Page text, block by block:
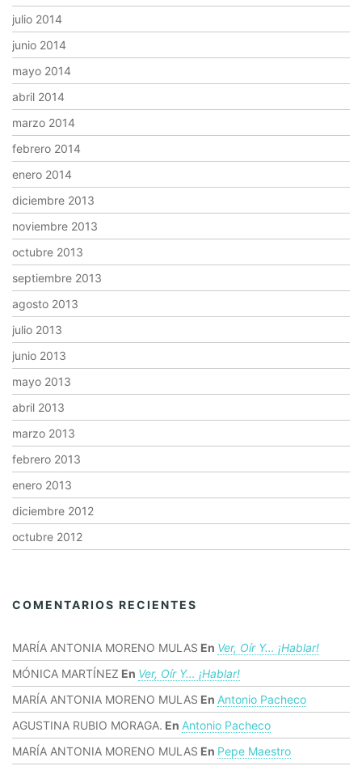
julio 2014
junio 2014
mayo 2014
abril 2014
marzo 2014
febrero 2014
enero 2014
diciembre 2013
noviembre 2013
octubre 2013
septiembre 2013
agosto 2013
julio 2013
junio 2013
mayo 2013
abril 2013
marzo 2013
febrero 2013
enero 2013
diciembre 2012
octubre 2012
COMENTARIOS RECIENTES
MARÍA ANTONIA MORENO MULAS En Ver, Oír Y… ¡hablar!
MÓNICA MARTÍNEZ En Ver, Oír Y… ¡hablar!
MARÍA ANTONIA MORENO MULAS En Antonio Pacheco
AGUSTINA RUBIO MORAGA. En Antonio Pacheco
MARÍA ANTONIA MORENO MULAS En Pepe Maestro